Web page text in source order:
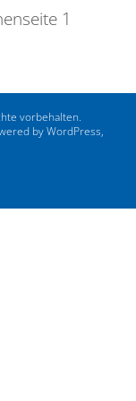
1
vorbehalten.
by WordPress,